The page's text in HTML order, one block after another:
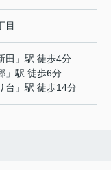
目
田 」駅 徒歩4分
」駅 徒歩6分
台 」駅 徒歩14分